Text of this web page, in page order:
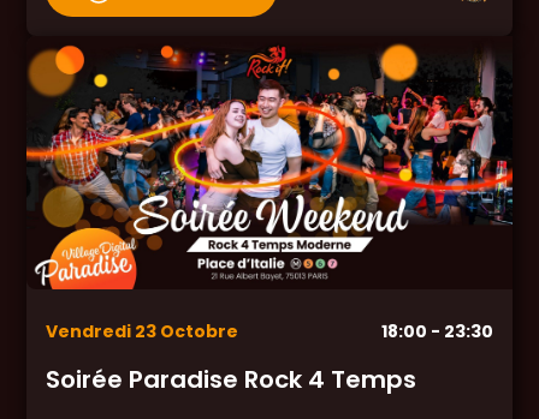
Vendredi 23 Octobre 18:00 - 23:30
Soirée Paradise Rock 4 Temps